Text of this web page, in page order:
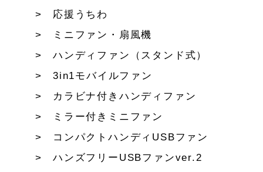
応援うちわ
ミニファン・扇風機
ハンディファン（スタンド式）
3in1モバイルファン
カラビナ付きハンディファン
ミラー付きミニファン
コンパクトハンディUSBファン
ハンズフリーUSBファンver.2